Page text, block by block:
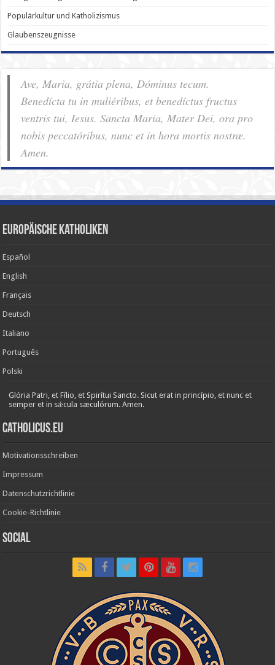
Populärkultur und Katholizismus
Glaubenszeugnisse
Ave, Maria, grátia plena, Dóminus tecum.
Benedícta tu in muliéribus, et benedíctus fructus
ventris tui, Iesus. Sancta Maria, Mater Dei, ora pro
nobis pec­ca­tóribus, nunc et in hora mortis nostræ.
Amen.
Europäische Katholiken
Español
English
Français
Deutsch
Italiano
Português
Polski
Glória Patri, et Fílio, et Spirítui Sancto. Sicut erat in princípio, et nunc et
semper et in sǽcula sæculórum. Amen.
Catholicus.eu
Motivationsschreiben
Impressum
Datenschutzrichtlinie
Cookie-Richtlinie
Social